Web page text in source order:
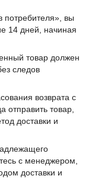
потребителя», вы
14 дней, начиная
товар должен
следов
возврата с
товар,
доставки и
с менеджером,
доставки и